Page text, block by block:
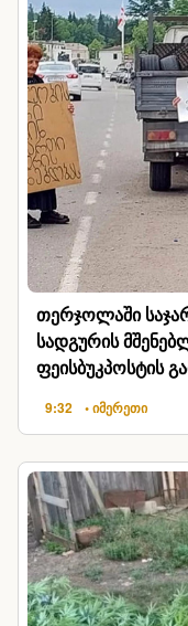
თერჯოლაში
სადგურის
ფეისბუკპოსტის
9:32 • იმერეთი